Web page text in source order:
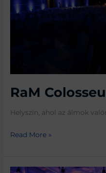
RaM
Helyszín, ahol az álmok
Read More »